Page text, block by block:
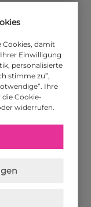
finden Sie
damit
Einwilligung
personalisierte
stimme zu”,
Ihre
Cookie-
widerrufen.